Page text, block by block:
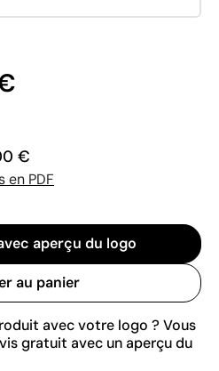
€
en PDF
aperçu du logo
au panier
avec votre logo ? Vous
gratuit avec un aperçu du